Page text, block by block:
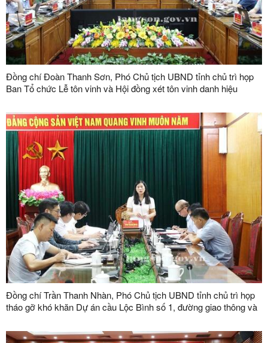
Đồng chí Đoàn Thanh Sơn, Phó Chủ tịch UBND tỉnh chủ trì họp
Ban Tổ chức Lễ tôn vinh và Hội đồng xét tôn vinh danh hiệu
năm 2026
Đồng chí Trần Thanh Nhàn, Phó Chủ tịch UBND tỉnh chủ trì họp
tháo gỡ khó khăn Dự án cầu Lộc Bình số 1, đường giao thông và